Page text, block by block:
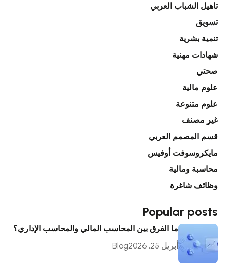
تاهيل الشباب العربي
تسويق
تنمية بشرية
شهادات مهنية
صحتي
علوم مالية
علوم متنوعة
غير مصنف
قسم المصمم العربي
مايكروسوفت أوفيس
محاسبة ومالية
وظائف شاغرة
Popular posts
ما الفرق بين المحاسب المالي والمحاسب الإداري؟
أبريل 25, 2026
Blog